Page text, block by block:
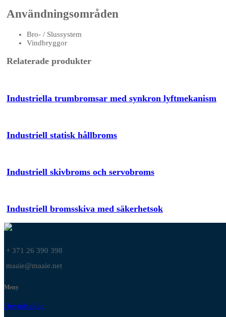
Användningsområden
Bro- / Slussystem
Vindbryggor
Relaterade produkter
Industriella trumbromsar med synkron lyftmekanism
Industriell statisk hållbroms
Industriell skivbroms och servobroms
Industriell bromsskiva med säkerhetsok
+ 371 26 390 398
maaie@maaie.net
Meny
Huvudsaklig